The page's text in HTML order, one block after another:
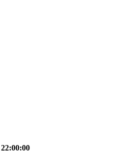
22:00:00